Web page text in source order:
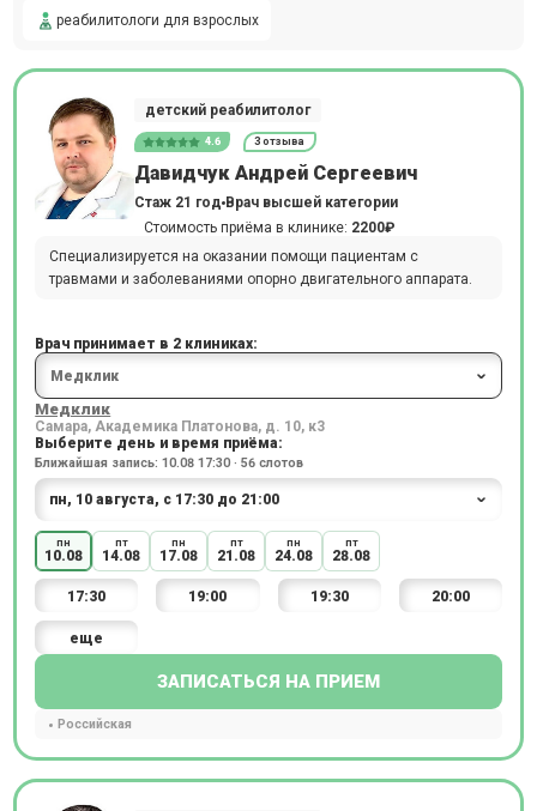
реабилитологи для взрослых
детский реабилитолог
4.6 3 отзыва
Давидчук Андрей Сергеевич
Стаж 21 год Врач высшей категории
Стоимость приёма в клинике: 2200₽
Специализируется на оказании помощи пациентам с
травмами и заболеваниями опорно двигательного аппарата.
Врач принимает в 2 клиниках:
Медклик
Самара, Академика Платонова, д. 10, к3
Выберите день и время приёма:
Ближайшая запись: 10.08 17:30 · 56 слотов
пн
10.08
пт
14.08
пн
17.08
пт
21.08
пн
24.08
пт
28.08
17:30 19:00 19:30 20:00
еще
ЗАПИСАТЬСЯ НА ПРИЕМ
Российская